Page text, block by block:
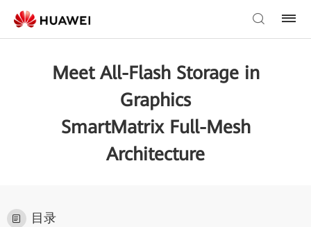
Meet All-Flash Storage in
Graphics
SmartMatrix Full-Mesh
Architecture
目录